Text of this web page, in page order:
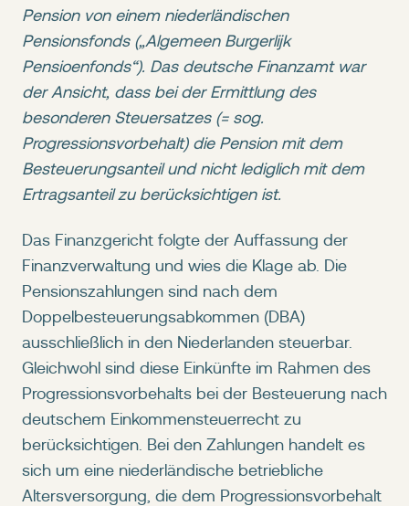
Pension von einem niederländischen
Pensionsfonds („Algemeen Burgerlijk
Pensioenfonds“). Das deutsche Finanzamt war
der Ansicht, dass bei der Ermittlung des
besonderen Steuersatzes (= sog.
Progressionsvorbehalt) die Pension mit dem
Besteuerungsanteil und nicht lediglich mit dem
Ertragsanteil zu berücksichtigen ist.
Das Finanzgericht folgte der Auffassung der
Finanzverwaltung und wies die Klage ab. Die
Pensionszahlungen sind nach dem
Doppelbesteuerungsabkommen (DBA)
ausschließlich in den Niederlanden steuerbar.
Gleichwohl sind diese Einkünfte im Rahmen des
Progressionsvorbehalts bei der Besteuerung nach
deutschem Einkommensteuerrecht zu
berücksichtigen. Bei den Zahlungen handelt es
sich um eine niederländische betriebliche
Altersversorgung, die dem Progressionsvorbehalt